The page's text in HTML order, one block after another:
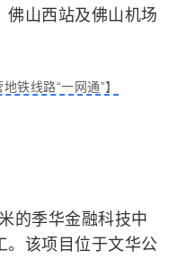
佛山西站及佛山机场
铁线路“一网通”】
的季华金融科技中
。该项目位于文华公